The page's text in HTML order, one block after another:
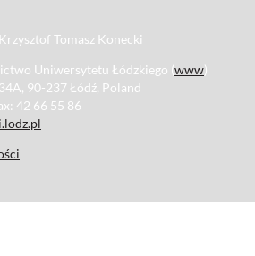
Tomasz Konecki
Uniwersytetu Łódzkiego (www)
90-237 Łódź, Poland
42 66 55 86